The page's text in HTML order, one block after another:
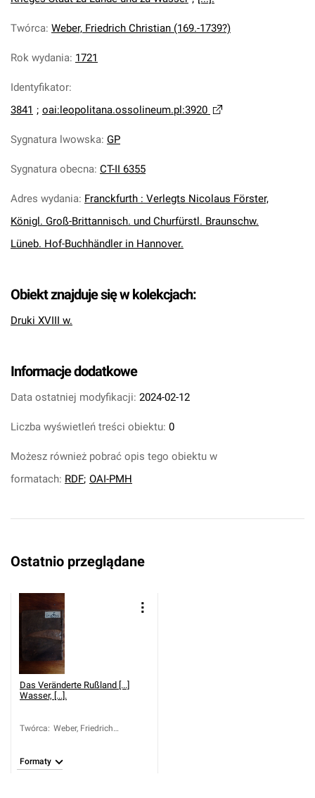
Twórca: Weber, Friedrich Christian (169.-1739?)
Rok wydania: 1721
Identyfikator:
3841 ; oai:leopolitana.ossolineum.pl:3920
Sygnatura lwowska: GP
Sygnatura obecna: CT-II 6355
Adres wydania: Franckfurth : Verlegts Nicolaus Förster,
Königl. Groß-Brittannisch. und Churfürstl. Braunschw.
Lüneb. Hof-Buchhändler in Hannover.
Obiekt znajduje się w kolekcjach:
Druki XVIII w.
Informacje dodatkowe
Data ostatniej modyfikacji: 2024-02-12
Liczba wyświetleń treści obiektu: 0
Możesz również pobrać opis tego obiektu w
formatach: RDF; OAI-PMH
Ostatnio przeglądane
Das Veränderte Rußland [...]
Wasser, [...].
Twórca: Weber, Friedrich
Formaty